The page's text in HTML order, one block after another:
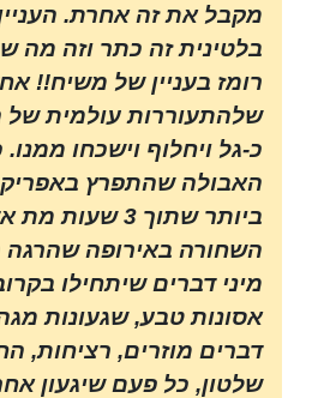
מקבל את זה אחרת.
בלטינית זה כתר וזה מה
רומז בעניין של משיח!!
שלהתעוררות עולמית של
כ-גל ויחלוף וישכחו
האבולה שהתפרץ
ביותר שתוך 3
השחורה באירופה שהרגה
מיני דברים שיתחילו
אסונות טבע, שגעונות מגה
דברים מוזרים, רציחות,
שלטון, כל פעם שיגעון